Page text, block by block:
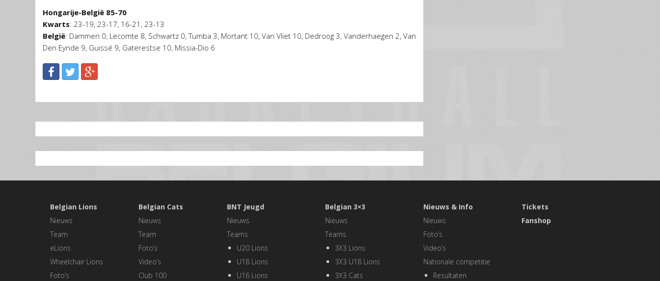
Hongarije-België 85-70
Kwarts: 23-19, 23-17, 16-21, 23-13
België: Dammen 0, Lecomte 8, Schwartz 0, Tumba 3, Mortant 10, Van Vliet 10, Dedroog 3, Vanderhaegen 2, Van
Den Eynde 9, Guissé 9, Gaterestse 10, Missia-Dio 6
Belgian Lions
Nieuws
Team
eLions
Wheelchair Lions
Foto’s
Belgian Cats
Nieuws
Team
Foto’s
Video’s
Club 100
BNT Jeugd
Nieuws
Teams
U20 Lions
U18 Lions
U16 Lions
Belgian 3×3
Nieuws
Teams
3X3 Lions
3X3 U18 Lions
3X3 Cats
Nieuws & Info
Nieuws
Foto’s
Video’s
Nationale competitie
Resultaten
Tickets
Fanshop